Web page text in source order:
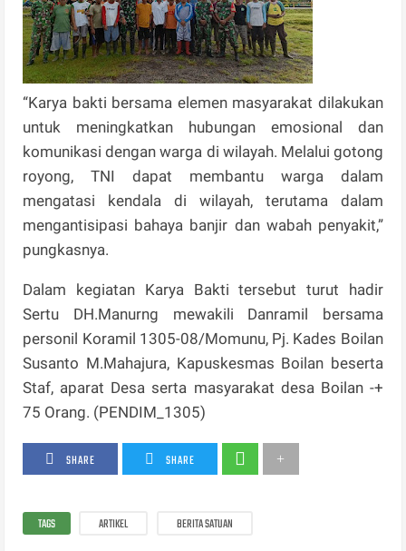
“Karya bakti bersama elemen masyarakat dilakukan
untuk meningkatkan hubungan emosional dan
komunikasi dengan warga di wilayah. Melalui gotong
royong, TNI dapat membantu warga dalam
mengatasi kendala di wilayah, terutama dalam
mengantisipasi bahaya banjir dan wabah penyakit,”
pungkasnya.
Dalam kegiatan Karya Bakti tersebut turut hadir
Sertu DH.Manurng mewakili Danramil bersama
personil Koramil 1305-08/Momunu, Pj. Kades Boilan
Susanto M.Mahajura, Kapuskesmas Boilan beserta
Staf, aparat Desa serta masyarakat desa Boilan -+
75 Orang. (PENDIM_1305)
SHARE SHARE
TAGS ARTIKEL BERITA SATUAN